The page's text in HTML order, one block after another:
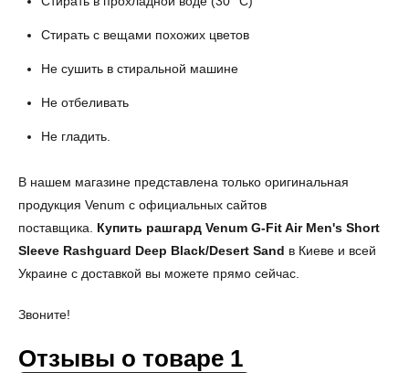
Стирать с вещами похожих цветов
Не сушить в стиральной машине
Не отбеливать
Не гладить.
В нашем магазине представлена только оригинальная
продукция Venum с официальных сайтов
поставщика. Купить рашгард Venum G-Fit Air Men's Short
Sleeve Rashguard Deep Black/Desert Sand в Киеве и всей
Украине с доставкой вы можете прямо сейчас.
Звоните!
Отзывы о товаре 1